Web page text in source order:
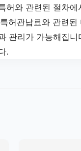
허와 관련된 절차
허관납료와 관련
관리가 가능해집
.